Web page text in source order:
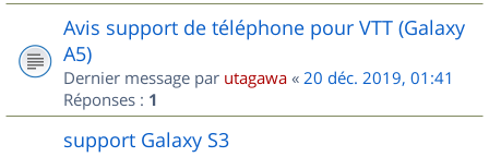
Avis support de téléphone pour VTT (Galaxy
A5)
Dernier message par utagawa « 20 déc. 2019, 01:41
Réponses : 1
support Galaxy S3